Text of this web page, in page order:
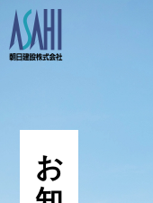
事業案内